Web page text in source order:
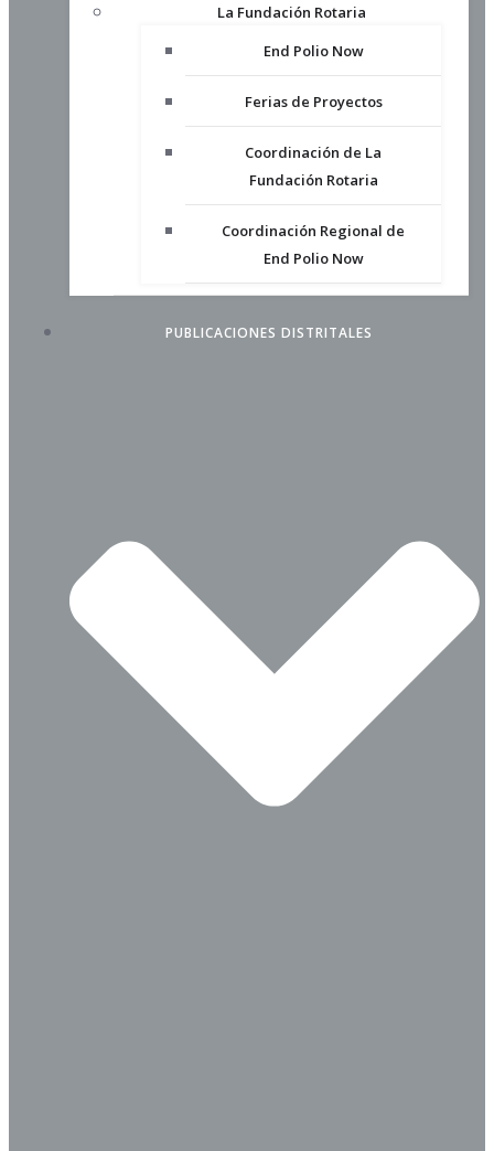
La Fundación Rotaria
End Polio Now
Ferias de Proyectos
Coordinación de La
Fundación Rotaria
Coordinación Regional de
End Polio Now
PUBLICACIONES DISTRITALES